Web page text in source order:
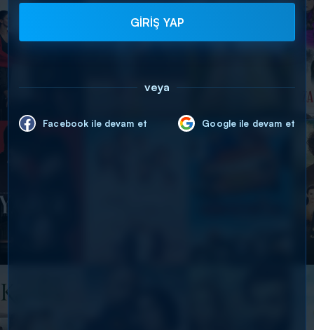
GİRİŞ YAP
veya
Facebook ile devam et Google ile devam et